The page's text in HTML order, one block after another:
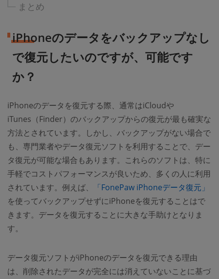
まとめ
iPhoneのデータをバックアップなし
で復元したいのですが、可能です
か？
iPhoneのデータを復元する際、通常はiCloudや
iTunes（Finder）のバックアップからの復元が最も確実な
方法とされています。しかし、バックアップがない場合で
も、専門業者やデータ復元ソフトを利用することで、デー
タ復元が可能な場合もあります。これらのソフトは、特に
手軽でコストパフォーマンスが良いため、多くの人に利用
されています。例えば、
「FonePaw iPhoneデータ復元」
を使ってバックアップせずにiPhoneを復元することはで
きます。データを復元することに大きな手助けとなりま
す。
データ復元ソフトがiPhoneのデータを復元できる理由
は、削除されたデータが完全には消えていないことに基づ